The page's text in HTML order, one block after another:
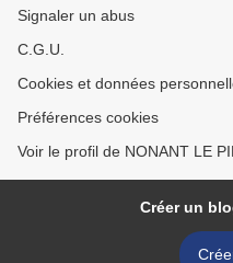
Signaler un abus
C.G.U.
Cookies et données
Préférences cookies
Voir le profil de NONANT LE
Créer un